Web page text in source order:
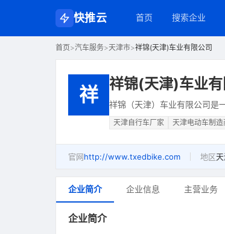
快推云 首页 搜索企业
首页>汽车服务>天津市>祥锦(天津)车业有限公司
祥 祥锦(天津)车业有
祥锦（天津）车业有限公司是
天津自行车厂家 天津电动车制造
官网http://www.txedbike.com 地区
企业简介 企业信息 主营业务
企业简介